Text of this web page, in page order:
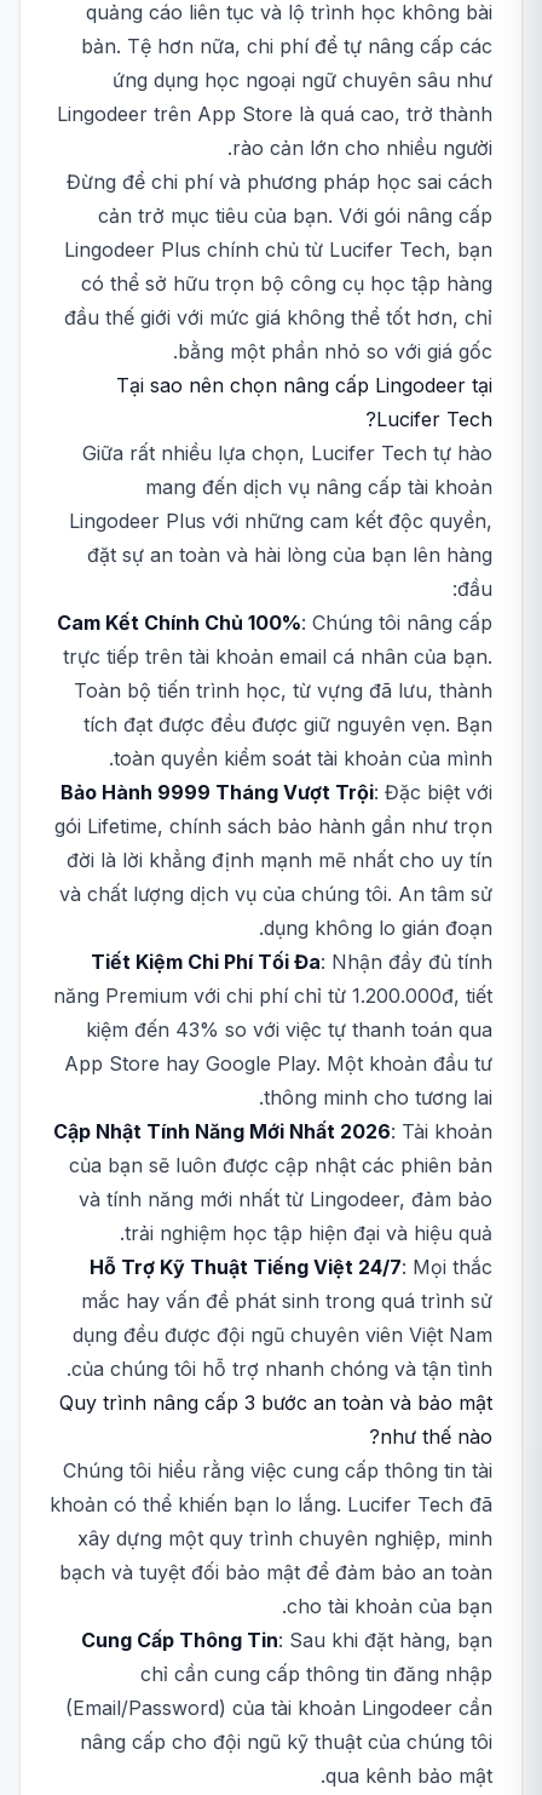
quảng cáo liên tục và lộ trình học không bài
bản. Tệ hơn nữa, chi phí để tự nâng cấp các
ứng dụng học ngoại ngữ chuyên sâu như
Lingodeer trên App Store là quá cao, trở thành
rào cản lớn cho nhiều người.
Đừng để chi phí và phương pháp học sai cách
cản trở mục tiêu của bạn. Với gói nâng cấp
Lingodeer Plus chính chủ từ Lucifer Tech, bạn
có thể sở hữu trọn bộ công cụ học tập hàng
đầu thế giới với mức giá không thể tốt hơn, chỉ
bằng một phần nhỏ so với giá gốc.
Tại sao nên chọn nâng cấp Lingodeer tại
Lucifer Tech?
Giữa rất nhiều lựa chọn, Lucifer Tech tự hào
mang đến dịch vụ nâng cấp tài khoản
Lingodeer Plus với những cam kết độc quyền,
đặt sự an toàn và hài lòng của bạn lên hàng
đầu:
Cam Kết Chính Chủ 100%: Chúng tôi nâng cấp
trực tiếp trên tài khoản email cá nhân của bạn.
Toàn bộ tiến trình học, từ vựng đã lưu, thành
tích đạt được đều được giữ nguyên vẹn. Bạn
toàn quyền kiểm soát tài khoản của mình.
Bảo Hành 9999 Tháng Vượt Trội: Đặc biệt với
gói Lifetime, chính sách bảo hành gần như trọn
đời là lời khẳng định mạnh mẽ nhất cho uy tín
và chất lượng dịch vụ của chúng tôi. An tâm sử
dụng không lo gián đoạn.
Tiết Kiệm Chi Phí Tối Đa: Nhận đầy đủ tính
năng Premium với chi phí chỉ từ 1.200.000đ, tiết
kiệm đến 43% so với việc tự thanh toán qua
App Store hay Google Play. Một khoản đầu tư
thông minh cho tương lai.
Cập Nhật Tính Năng Mới Nhất 2026: Tài khoản
của bạn sẽ luôn được cập nhật các phiên bản
và tính năng mới nhất từ Lingodeer, đảm bảo
trải nghiệm học tập hiện đại và hiệu quả.
Hỗ Trợ Kỹ Thuật Tiếng Việt 24/7: Mọi thắc
mắc hay vấn đề phát sinh trong quá trình sử
dụng đều được đội ngũ chuyên viên Việt Nam
của chúng tôi hỗ trợ nhanh chóng và tận tình.
Quy trình nâng cấp 3 bước an toàn và bảo mật
như thế nào?
Chúng tôi hiểu rằng việc cung cấp thông tin tài
khoản có thể khiến bạn lo lắng. Lucifer Tech đã
xây dựng một quy trình chuyên nghiệp, minh
bạch và tuyệt đối bảo mật để đảm bảo an toàn
cho tài khoản của bạn.
Cung Cấp Thông Tin: Sau khi đặt hàng, bạn
chỉ cần cung cấp thông tin đăng nhập
(Email/Password) của tài khoản Lingodeer cần
nâng cấp cho đội ngũ kỹ thuật của chúng tôi
qua kênh bảo mật.